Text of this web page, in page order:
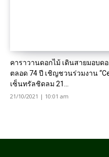
คาราวานดอกไม้ เดินสายมอบด
ตลอด 74 ปี เชิญชวนร่วมงาน
เซ็นทรัลชิดลม 21...
21/10/2021 | 10:01 am